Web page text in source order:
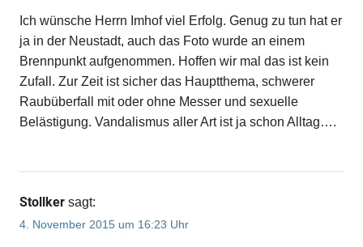
Ich wünsche Herrn Imhof viel Erfolg. Genug zu tun hat er
ja in der Neustadt, auch das Foto wurde an einem
Brennpunkt aufgenommen. Hoffen wir mal das ist kein
Zufall. Zur Zeit ist sicher das Hauptthema, schwerer
Raubüberfall mit oder ohne Messer und sexuelle
Belästigung. Vandalismus aller Art ist ja schon Alltag….
Stollker sagt:
4. November 2015 um 16:23 Uhr